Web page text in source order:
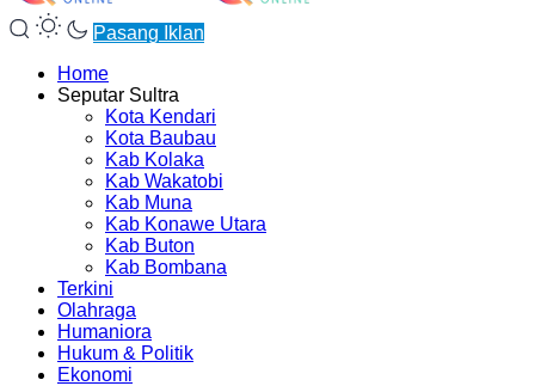
Pasang Iklan
Home
Seputar Sultra
Kota Kendari
Kota Baubau
Kab Kolaka
Kab Wakatobi
Kab Muna
Kab Konawe Utara
Kab Buton
Kab Bombana
Terkini
Olahraga
Humaniora
Hukum & Politik
Ekonomi